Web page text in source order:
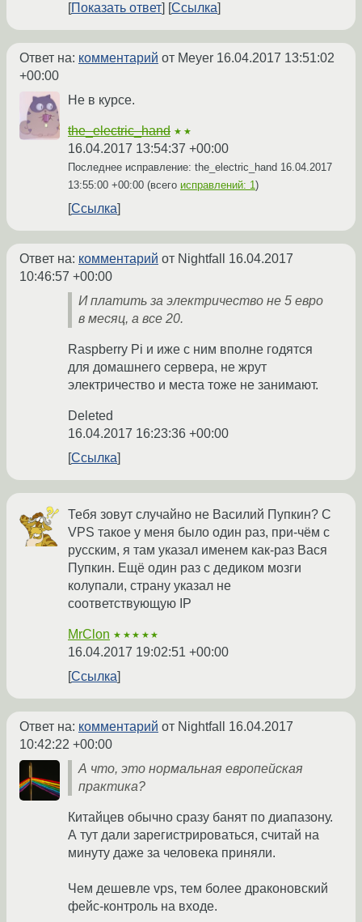
Показать ответ
Ссылка
Ответ на: комментарий от Meyer 16.04.2017 13:51:02
+00:00
Не в курсе.
the_electric_hand ★★
16.04.2017 13:54:37 +00:00
Последнее исправление: the_electric_hand 16.04.2017
13:55:00 +00:00 (всего исправлений: 1)
Ссылка
Ответ на: комментарий от Nightfall 16.04.2017
10:46:57 +00:00
И платить за электричество не 5 евро
в месяц, а все 20.
Raspberry Pi и иже с ним вполне годятся
для домашнего сервера, не жрут
электричество и места тоже не занимают.
Deleted
16.04.2017 16:23:36 +00:00
Ссылка
Тебя зовут случайно не Василий Пупкин? С
VPS такое у меня было один раз, при-чём с
русским, я там указал именем как-раз Вася
Пупкин. Ещё один раз с дедиком мозги
колупали, страну указал не
соответствующую IP
MrClon ★★★★★
16.04.2017 19:02:51 +00:00
Ссылка
Ответ на: комментарий от Nightfall 16.04.2017
10:42:22 +00:00
А что, это нормальная европейская
практика?
Китайцев обычно сразу банят по диапазону.
А тут дали зарегистрироваться, считай на
минуту даже за человека приняли.
Чем дешевле vps, тем более драконовский
фейс-контроль на входе.